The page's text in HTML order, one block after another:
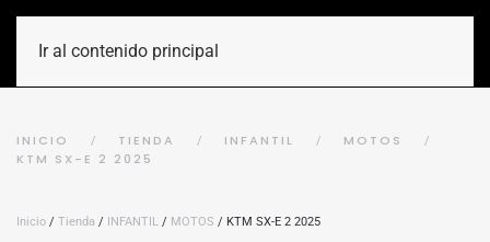
Ir al contenido principal
INICIO TIENDA INFANTIL
MOTOS
KTM SX-E 2 2025
Inicio / Tienda / INFANTIL / MOTOS / KTM SX-E 2 2025